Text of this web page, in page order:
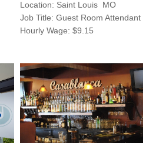
Location: Saint Louis MO
Job Title: Guest Room Attendant
Hourly Wage: $9.15